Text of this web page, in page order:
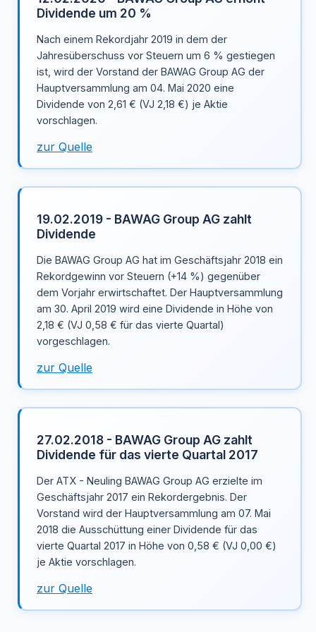
Dividende um 20 %
Nach einem Rekordjahr 2019 in dem der
Jahresüberschuss vor Steuern um 6 % gestiegen
ist, wird der Vorstand der BAWAG Group AG der
Hauptversammlung am 04. Mai 2020 eine
Dividende von 2,61 € (VJ 2,18 €) je Aktie
vorschlagen.
zur Quelle
19.02.2019 - BAWAG Group AG zahlt
Dividende
Die BAWAG Group AG hat im Geschäftsjahr 2018 ein
Rekordgewinn vor Steuern (+14 %) gegenüber
dem Vorjahr erwirtschaftet. Der Hauptversammlung
am 30. April 2019 wird eine Dividende in Höhe von
2,18 € (VJ 0,58 € für das vierte Quartal)
vorgeschlagen.
zur Quelle
27.02.2018 - BAWAG Group AG zahlt
Dividende für das vierte Quartal 2017
Der ATX - Neuling BAWAG Group AG erzielte im
Geschäftsjahr 2017 ein Rekordergebnis. Der
Vorstand wird der Hauptversammlung am 07. Mai
2018 die Ausschüttung einer Dividende für das
vierte Quartal 2017 in Höhe von 0,58 € (VJ 0,00 €)
je Aktie vorschlagen.
zur Quelle